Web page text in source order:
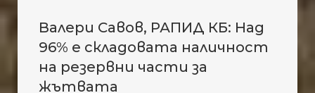
Валери Савов, РАПИД КБ: Над
96% е складовата наличност
на резервни части за
жътвата